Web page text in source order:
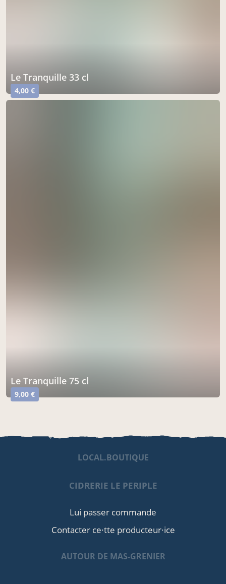
Le Tranquille 33 cl
4,00 €
Le Tranquille 75 cl
9,00 €
LOCAL.BOUTIQUE
CIDRERIE LE PERIPLE
Lui passer commande
Contacter ce·tte producteur·ice
AUTOUR DE MAS-GRENIER